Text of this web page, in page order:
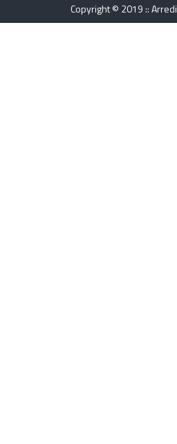
Copyright © 2019 ::